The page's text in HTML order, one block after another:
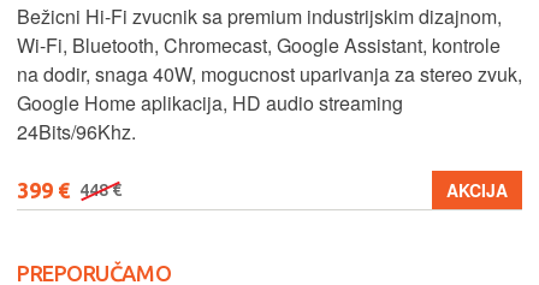
Bežicni Hi-Fi zvucnik sa premium industrijskim dizajnom,
Wi-Fi, Bluetooth, Chromecast, Google Assistant, kontrole
na dodir, snaga 40W, mogucnost uparivanja za stereo zvuk,
Google Home aplikacija, HD audio streaming
24Bits/96Khz.
399 € 448 € AKCIJA
PREPORUČAMO